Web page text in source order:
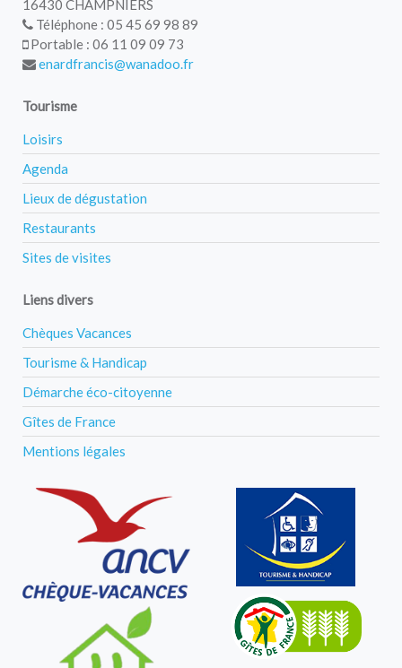
16430 CHAMPNIERS
Téléphone : 05 45 69 98 89
Portable : 06 11 09 09 73
enardfrancis@wanadoo.fr
Tourisme
Loisirs
Agenda
Lieux de dégustation
Restaurants
Sites de visites
Liens divers
Chèques Vacances
Tourisme & Handicap
Démarche éco-citoyenne
Gîtes de France
Mentions légales